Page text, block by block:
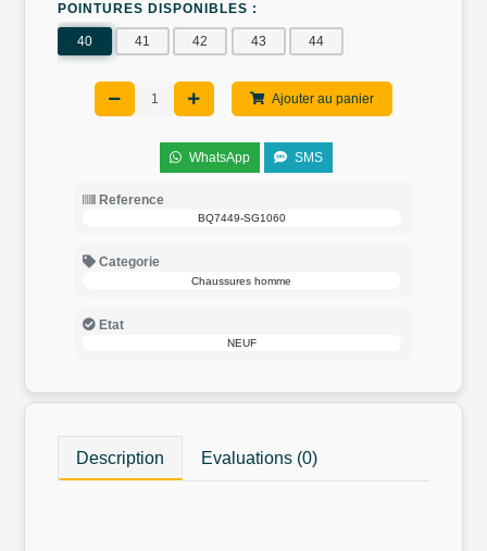
POINTURES DISPONIBLES :
40 41 42 43 44
Ajouter au panier
WhatsApp SMS
Reference
BQ7449-SG1060
Categorie
Chaussures homme
Etat
NEUF
Description Evaluations (0)